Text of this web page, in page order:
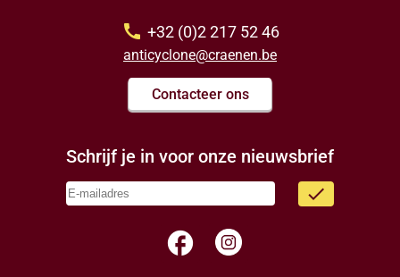
call +32 (0)2 217 52 46
anticyclone@craenen.be
Contacteer ons
Schrijf je in voor onze nieuwsbrief
done
facebook